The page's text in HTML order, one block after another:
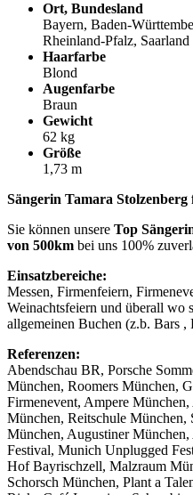
Ort, Bundesland
Bayern, Baden-
Rheinland-Pfalz, Saarland
Haarfarbe
Blond
Augenfarbe
Braun
Gewicht
62 kg
Größe
1,73 m
Sängerin Tamara
Sie können unsere Top
von 500km bei uns 100%
Einsatzbereiche:
Messen, Firmenfeiern,
Weinachtsfeiern und überall wo
allgemeinen Buchen (z.b. Bars ,
Referenzen:
Abendschau BR, Porsche
München, Roomers München,
Firmenevent, Ampere
München, Reitschule München,
München, Augustiner
Festival, Munich Unplugged
Hof Bayrischzell, Malzraum
Schorsch München, Plant a